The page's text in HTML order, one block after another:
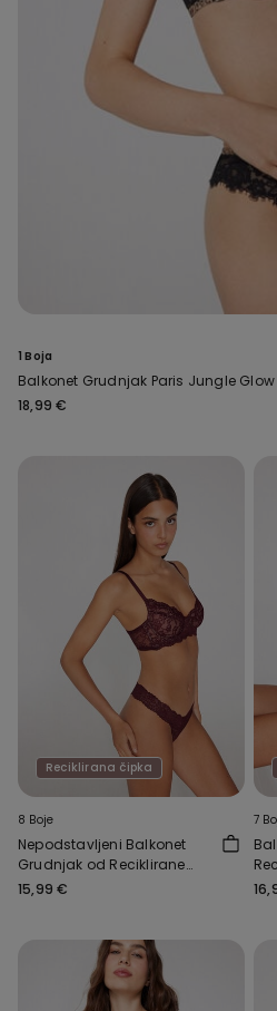
1 Boja
Balkonet Grudnjak Paris Jungle Glow
18,99 €
Reciklirana čipka
8 Boje
Nepodstavljeni Balkonet
Grudnjak od Reciklirane
Čipke Paris
15,99 €
7